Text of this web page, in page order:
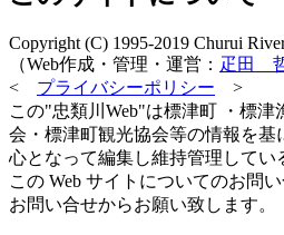
Copyright (C) 1995-2019 Churui
（Web作成・管理・運営： 疋田
< プライバシーポリシー >
この"忠類川Web"は標津町 ・標
会・標津町観光協会等の情報を基
心となって編集し維持管理してい
この Web サイトについてのお問
お問い合せからお願い致します。